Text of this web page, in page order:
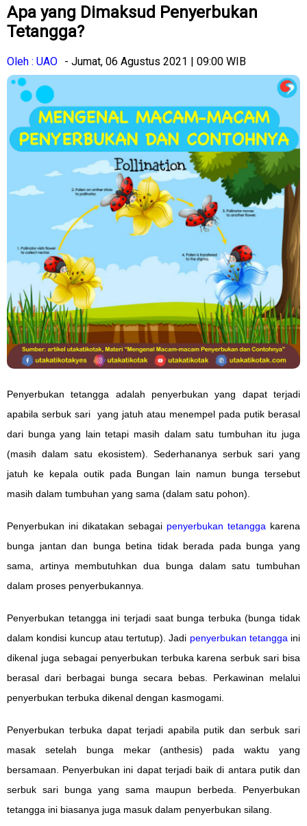
Apa yang Dimaksud Penyerbukan
Tetangga?
Oleh : UAO - Jumat, 06 Agustus 2021 | 09:00 WIB
Penyerbukan tetangga adalah penyerbukan yang dapat terjadi
apabila serbuk sari yang jatuh atau menempel pada putik berasal
dari bunga yang lain tetapi masih dalam satu tumbuhan itu juga
(masih dalam satu ekosistem). Sederhananya serbuk sari yang
jatuh ke kepala outik pada Bungan lain namun bunga tersebut
masih dalam tumbuhan yang sama (dalam satu pohon).
Penyerbukan ini dikatakan sebagai penyerbukan tetangga karena
bunga jantan dan bunga betina tidak berada pada bunga yang
sama, artinya membutuhkan dua bunga dalam satu tumbuhan
dalam proses penyerbukannya.
Penyerbukan tetangga ini terjadi saat bunga terbuka (bunga tidak
dalam kondisi kuncup atau tertutup). Jadi penyerbukan tetangga ini
dikenal juga sebagai penyerbukan terbuka karena serbuk sari bisa
berasal dari berbagai bunga secara bebas. Perkawinan melalui
penyerbukan terbuka dikenal dengan kasmogami.
Penyerbukan terbuka dapat terjadi apabila putik dan serbuk sari
masak setelah bunga mekar (anthesis) pada waktu yang
bersamaan. Penyerbukan ini dapat terjadi baik di antara putik dan
serbuk sari bunga yang sama maupun berbeda. Penyerbukan
tetangga ini biasanya juga masuk dalam penyerbukan silang.